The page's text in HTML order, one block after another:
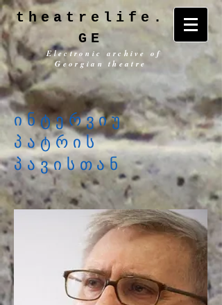
theatrelife.
GE
Electronic archive of
Georgian theatre
ინტერვიუ
პატრის
პავისთან